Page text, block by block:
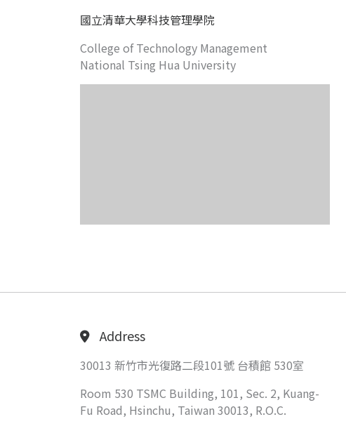
國立清華大學科技管理學院
College of Technology Management
National Tsing Hua University
Address
30013 新竹市光復路二段101號 台積館 530室
Room 530 TSMC Building, 101, Sec. 2, Kuang-
Fu Road, Hsinchu, Taiwan 30013, R.O.C.